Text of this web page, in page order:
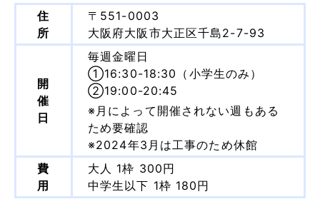
住
所
〒551-0003
大阪府大阪市大正区千島2-7-93
開
催
日
毎週金曜日
①16:30-18:30（小学生のみ）
②19:00-20:45
※月によって開催されない週もある
ため要確認
※2024年3月は工事のため休館
費
用
大人 1枠 300円
中学生以下 1枠 180円